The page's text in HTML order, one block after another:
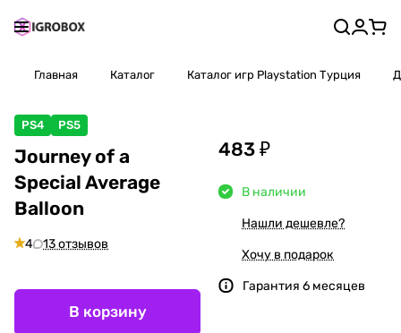
Главная Каталог Каталог игр Playstation Турция
PS4 PS5
Journey of a
Special Average
Balloon
4 13 отзывов
В корзину
483 ₽
В наличии
Нашли дешевле?
Хочу в подарок
Гарантия 6 месяцев